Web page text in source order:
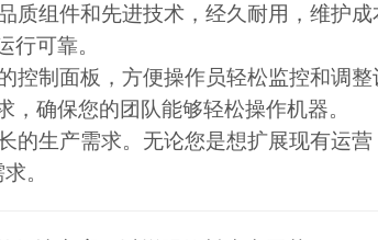
质组件和先进技术，经久耐用，维护
可靠。
控制面板，方便操作员轻松监控和调
确保您的团队能够轻松操作机器。
的生产需求。无论您是想扩展现有运
。